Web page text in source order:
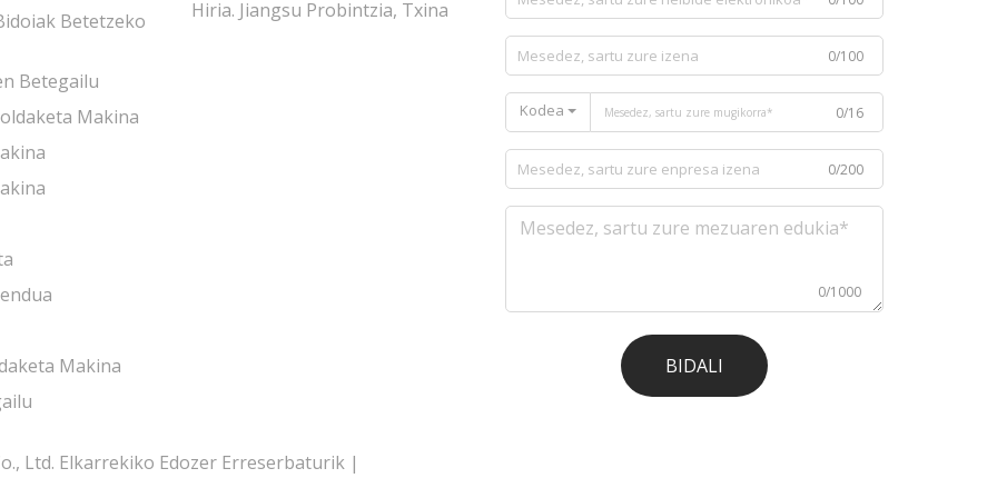
Betetzeko
Betegailu
Makina
Makina
Hiria. Jiangsu Probintzia, Txina
Ltd. Elkarrekiko Edozer Erreserbaturik |
0/100
Kodea 0/16
0/200
0/1000
BIDALI